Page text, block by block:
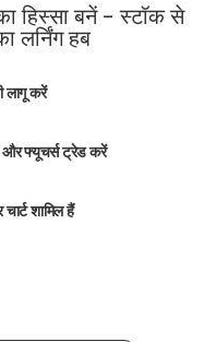
हिस्सा बनें - स्टॉक से
लर्निंग हब
लागू करें
और फ्यूचर्स ट्रेड करें
शामिल हैं